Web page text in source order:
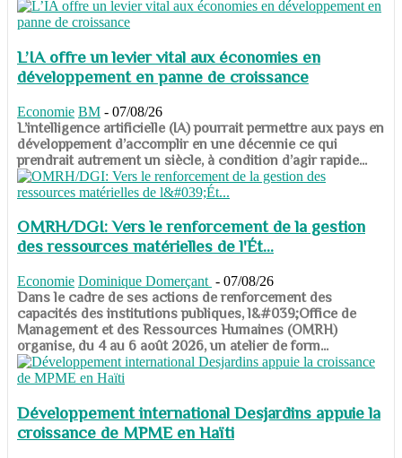
L’IA offre un levier vital aux économies en
développement en panne de croissance
Economie BM - 07/08/26
​​​​​​​L’intelligence artificielle (IA) pourrait permettre aux pays en
développement d’accomplir en une décennie ce qui
prendrait autrement un siècle, à condition d’agir rapide...
OMRH/DGI: Vers le renforcement de la gestion
des ressources matérielles de l'Ét...
Economie Dominique Domerçant - 07/08/26
Dans le cadre de ses actions de renforcement des
capacités des institutions publiques, l&#039;Office de
Management et des Ressources Humaines (OMRH)
organise, du 4 au 6 août 2026, un atelier de form...
Développement international Desjardins appuie la
croissance de MPME en Haïti